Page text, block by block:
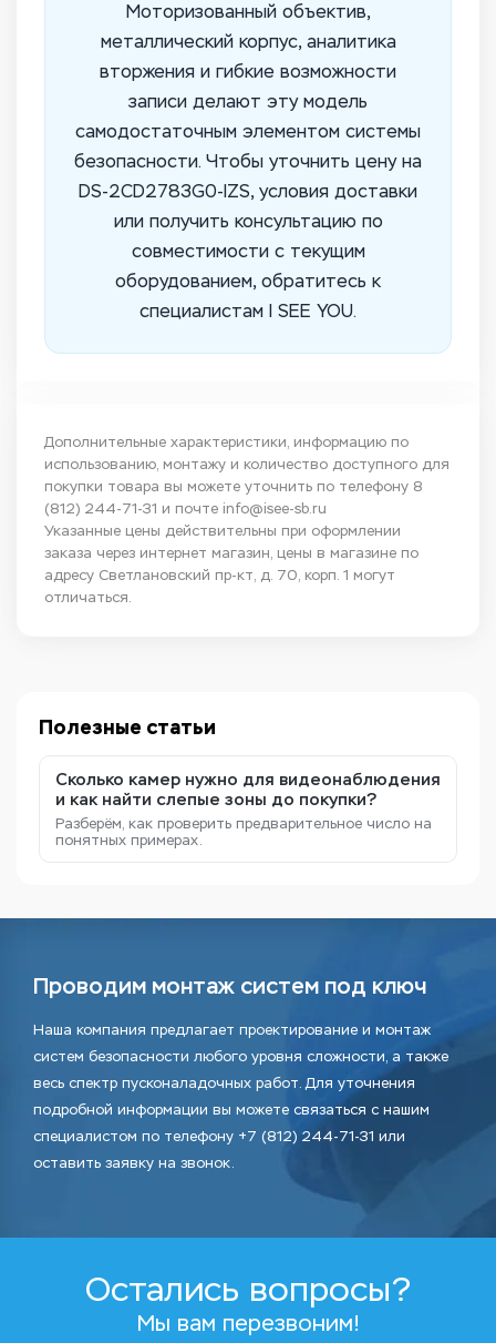
Моторизованный объектив,
металлический корпус, аналитика
вторжения и гибкие возможности
записи делают эту модель
самодостаточным элементом системы
безопасности. Чтобы уточнить цену на
DS-2CD2783G0-IZS, условия доставки
или получить консультацию по
совместимости с текущим
оборудованием, обратитесь к
специалистам I SEE YOU.
Дополнительные характеристики, информацию по
использованию, монтажу и количество доступного для
покупки товара вы можете уточнить по телефону 8
(812) 244-71-31 и почте info@isee-sb.ru
Указанные цены действительны при оформлении
заказа через интернет магазин, цены в магазине по
адресу Светлановский пр-кт, д. 70, корп. 1 могут
отличаться.
Полезные статьи
Сколько камер нужно для видеонаблюдения
и как найти слепые зоны до покупки?
Разберём, как проверить предварительное число на
понятных примерах.
Проводим монтаж систем под ключ
Наша компания предлагает проектирование и монтаж
систем безопасности любого уровня сложности, а также
весь спектр пусконаладочных работ. Для уточнения
подробной информации вы можете связаться с нашим
специалистом по телефону +7 (812) 244-71-31 или
оставить заявку на звонок.
Остались вопросы?
Мы вам перезвоним!